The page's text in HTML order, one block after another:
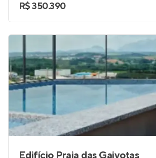
R$ 350.390